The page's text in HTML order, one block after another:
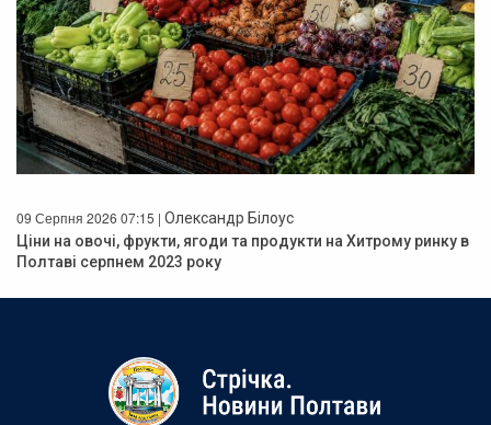
09 Серпня 2026 07:15 | Олександр Білоус
Ціни на овочі, фрукти, ягоди та продукти на Хитрому ринку в
Полтаві серпнем 2023 року